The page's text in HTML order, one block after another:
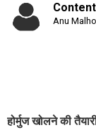
Anu
होर्मुज खोलने की